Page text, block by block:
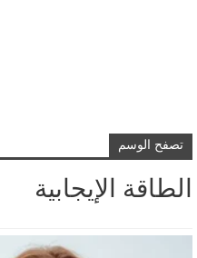
تصفح الوسم
الطاقة الإيجابية